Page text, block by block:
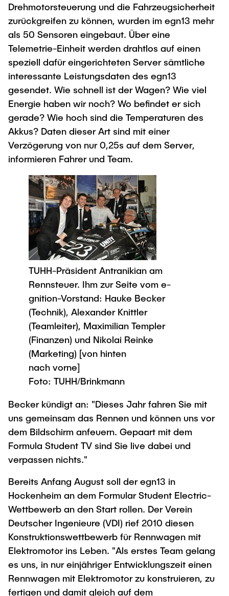
Drehmotorsteuerung und die Fahrzeugsicherheit
zurückgreifen zu können, wurden im egn13 mehr
als 50 Sensoren eingebaut. Über eine
Telemetrie-Einheit werden drahtlos auf einen
speziell dafür eingerichteten Server sämtliche
interessante Leistungsdaten des egn13
gesendet. Wie schnell ist der Wagen? Wie viel
Energie haben wir noch? Wo befindet er sich
gerade? Wie hoch sind die Temperaturen des
Akkus? Daten dieser Art sind mit einer
Verzögerung von nur 0,25s auf dem Server,
informieren Fahrer und Team.
TUHH-Präsident Antranikian am
Rennsteuer. Ihm zur Seite vom e-
gnition-Vorstand: Hauke Becker
(Technik), Alexander Knittler
(Teamleiter), Maximilian Templer
(Finanzen) und Nikolai Reinke
(Marketing) [von hinten
nach vorne]
Foto: TUHH/Brinkmann
Becker kündigt an: "Dieses Jahr fahren Sie mit
uns gemeinsam das Rennen und können uns vor
dem Bildschirm anfeuern. Gepaart mit dem
Formula Student TV sind Sie live dabei und
verpassen nichts."
Bereits Anfang August soll der egn13 in
Hockenheim an dem Formular Student Electric-
Wettbewerb an den Start rollen. Der Verein
Deutscher Ingenieure (VDI) rief 2010 diesen
Konstruktionswettbewerb für Rennwagen mit
Elektromotor ins Leben. "Als erstes Team gelang
es uns, in nur einjähriger Entwicklungszeit einen
Rennwagen mit Elektromotor zu konstruieren, zu
fertigen und damit gleich auf dem